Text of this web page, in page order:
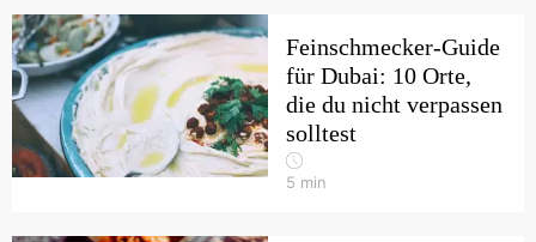
Feinschmecker-Guide
für Dubai: 10 Orte,
die du nicht verpassen
solltest
5 min